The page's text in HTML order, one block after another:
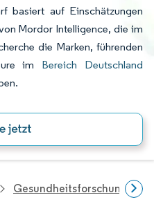
basiert auf Einschätzungen
Mordor Intelligence, die im
die Marken, führenden
im Bereich Deutschland
Gesundheitsforschung